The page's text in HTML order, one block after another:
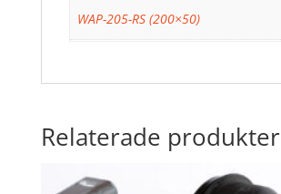
WAP-205-RS (200×50)
Relaterade produkter